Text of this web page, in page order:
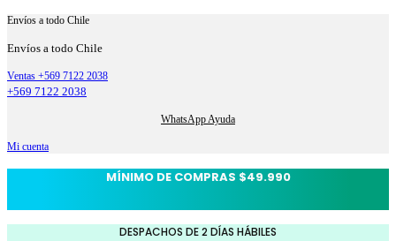
Envíos a todo Chile
Envíos a todo Chile
Ventas +569 7122 2038
+569 7122 2038
WhatsApp Ayuda
Mi cuenta
MÍNIMO DE COMPRAS $49.990
DESPACHOS DE 2 DÍAS HÁBILES